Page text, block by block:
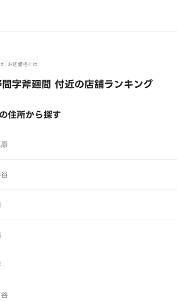
お店価格とは
字斧廻間 付近の店舗ランキング
住所から探す